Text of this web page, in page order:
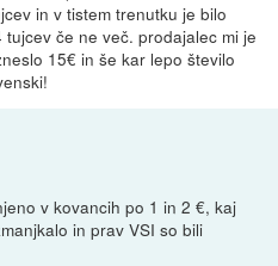
in v tistem trenutku je bilo
če ne več. prodajalec mi je
15€ in še kar lepo število
v kovancih po 1 in 2 €, kaj
in prav VSI so bili